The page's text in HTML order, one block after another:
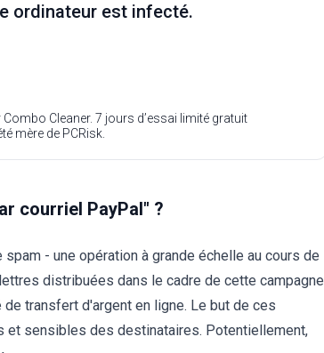
ordinateur est infecté.
Cleaner. 7 jours d’essai limité gratuit
mère de PCRisk.
courriel PayPal" ?
- une opération à grande échelle au cours de
distribuées dans le cadre de cette campagne
transfert d'argent en ligne. Le but de ces
sensibles des destinataires. Potentiellement,